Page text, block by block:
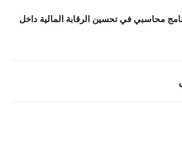
محاسبي في تحسين الرقابة المالية داخل